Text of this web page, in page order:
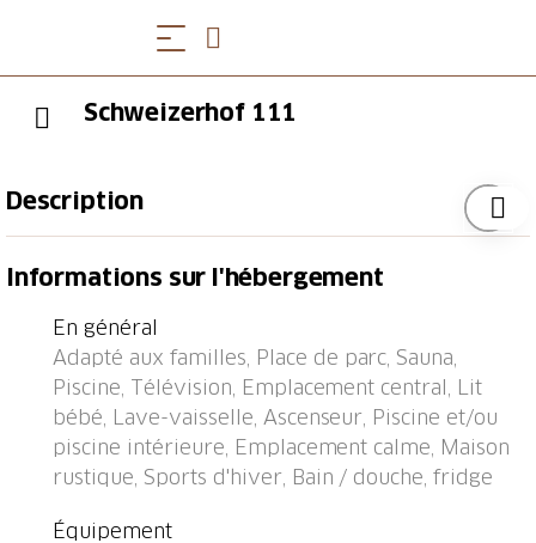
Schweizerhof 111
Description
ferroviaire "Tiefencastel" 7.1 km, ferry-boat "Chastè"
Informations sur l'hébergement
En général
Adapté aux familles, Place de parc, Sauna,
Piscine, Télévision, Emplacement central, Lit
bébé, Lave-vaisselle, Ascenseur, Piscine et/ou
piscine intérieure, Emplacement calme, Maison
rustique, Sports d'hiver, Bain / douche, fridge
Équipement